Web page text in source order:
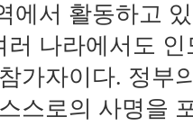
에서 활동하고
러 나라에서도
가자이다. 정부
스로의 사명을